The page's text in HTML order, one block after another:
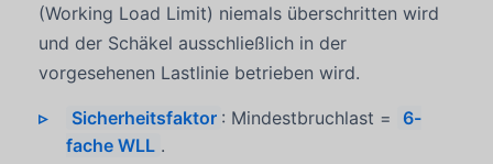
(Working Load Limit) niemals überschritten wird
und der Schäkel ausschließlich in der
vorgesehenen Lastlinie betrieben wird.
Sicherheitsfaktor : Mindestbruchlast =
6-
fache WLL .